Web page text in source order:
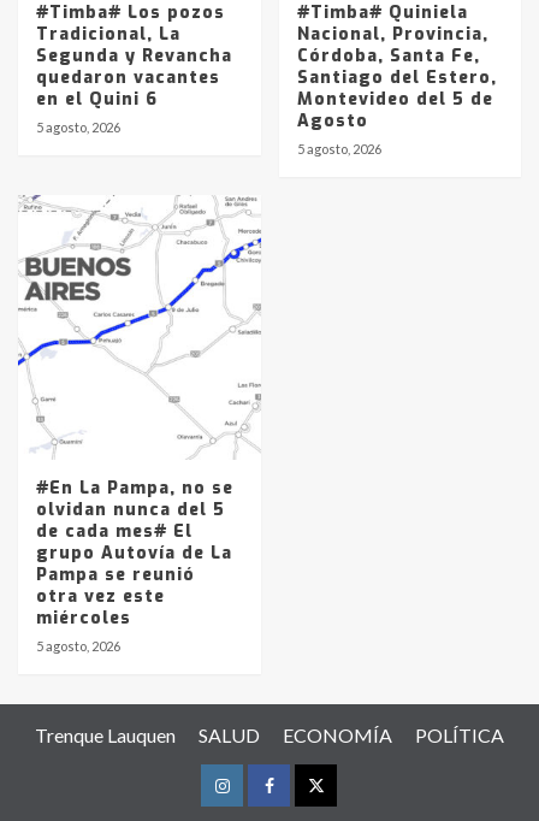
#Timba# Los pozos
Tradicional, La
Segunda y Revancha
quedaron vacantes
en el Quini 6
5 agosto, 2026
#Timba# Quiniela
Nacional, Provincia,
Córdoba, Santa Fe,
Santiago del Estero,
Montevideo del 5 de
Agosto
5 agosto, 2026
#En La Pampa, no se
olvidan nunca del 5
de cada mes# El
grupo Autovía de La
Pampa se reunió
otra vez este
miércoles
5 agosto, 2026
Trenque Lauquen SALUD ECONOMÍA POLÍTICA
InstagramFacebookTwitter